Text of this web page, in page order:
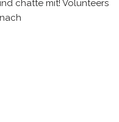
chatte mit! Volunteers